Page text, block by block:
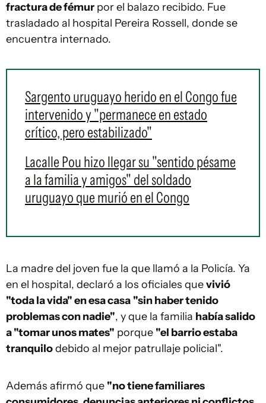
fractura de fémur por el balazo recibido. Fue
trasladado al hospital Pereira Rossell, donde se
encuentra internado.
Sargento uruguayo herido en el Congo fue
intervenido y "permanece en estado
crítico, pero estabilizado"
Lacalle Pou hizo llegar su "sentido pésame
a la familia y amigos" del soldado
uruguayo que murió en el Congo
La madre del joven fue la que llamó a la Policía. Ya
en el hospital, declaró a los oficiales quevivió
"toda la vida" en esa casa "sin haber tenido
problemas con nadie", y que la familia había salido
a "tomar unos mates" porque "el barrio estaba
tranquilodebido al mejor patrullaje policial".
Además afirmó que "no tiene familiares